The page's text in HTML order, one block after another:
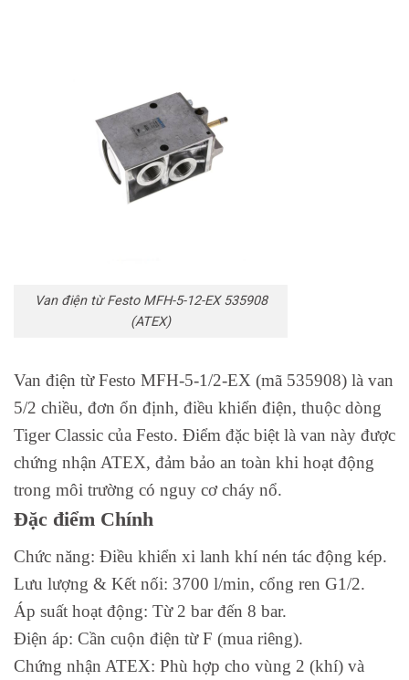
Van điện từ Festo MFH-5-12-EX 535908
(ATEX)
Van điện từ Festo MFH-5-1/2-EX (mã 535908) là van
5/2 chiều, đơn ổn định, điều khiển điện, thuộc dòng
Tiger Classic của Festo. Điểm đặc biệt là van này được
chứng nhận ATEX, đảm bảo an toàn khi hoạt động
trong môi trường có nguy cơ cháy nổ.
Đặc điểm Chính
Chức năng: Điều khiển xi lanh khí nén tác động kép.
Lưu lượng & Kết nối: 3700 l/min, cổng ren G1/2.
Áp suất hoạt động: Từ 2 bar đến 8 bar.
Điện áp: Cần cuộn điện từ F (mua riêng).
Chứng nhận ATEX: Phù hợp cho vùng 2 (khí) và